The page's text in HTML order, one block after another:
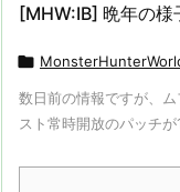
[MHW:IB] 晩年の様

数日前の情報ですが、
スト常時開放のパッチが